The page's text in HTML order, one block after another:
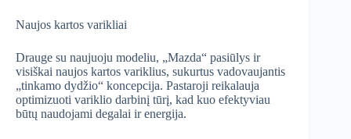
Naujos kartos varikliai
Drauge su naujuoju modeliu, „Mazda“ pasiūlys ir
visiškai naujos kartos variklius, sukurtus vadovaujantis
„tinkamo dydžio“ koncepcija. Pastaroji reikalauja
optimizuoti variklio darbinį tūrį, kad kuo efektyviau
būtų naudojami degalai ir energija.